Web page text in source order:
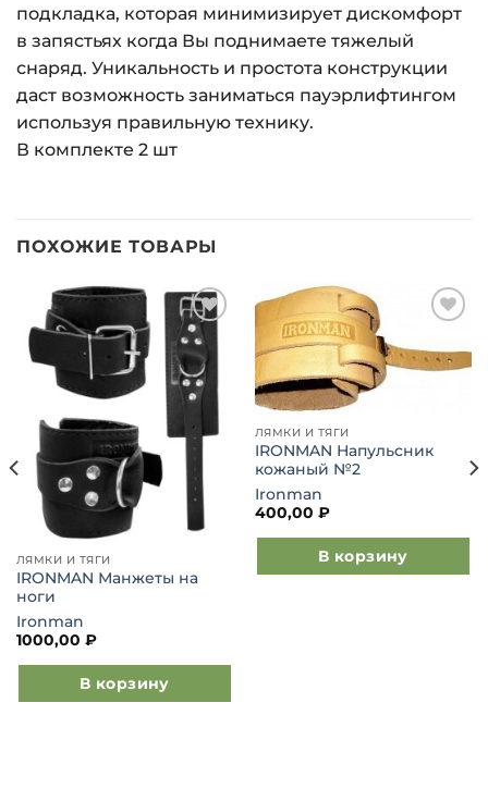
подкладка, которая минимизирует дискомфорт
в запястьях когда Вы поднимаете тяжелый
снаряд. Уникальность и простота конструкции
даст возможность заниматься пауэрлифтингом
используя правильную технику.
В комплекте 2 шт
ПОХОЖИЕ ТОВАРЫ
Добавить
в список
желаний
ЛЯМКИ И ТЯГИ
IRONMAN Манжеты на
ноги
Ironman
1000,00 ₽
В корзину
в список
желаний
ЛЯМКИ И ТЯГИ
IRONMAN Напульсник
кожаный №2
Ironman
400,00 ₽
В корзину